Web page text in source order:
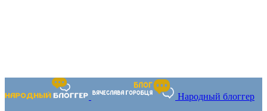
Народный блоггер